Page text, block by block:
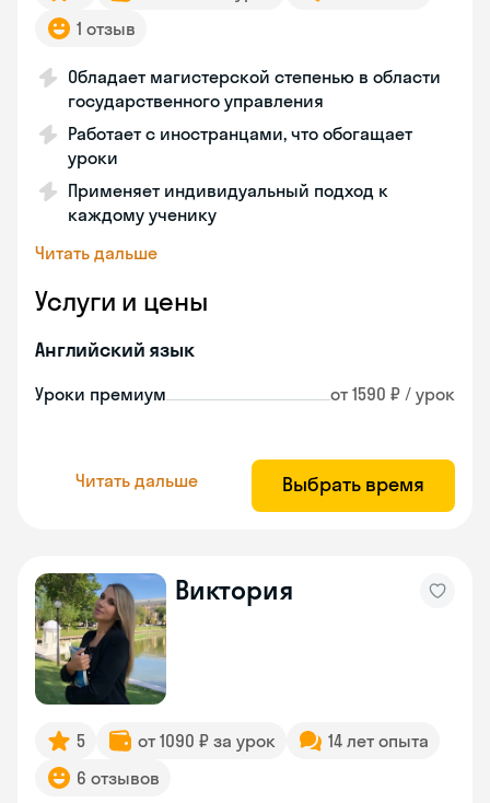
1 отзыв
Обладает магистерской степенью в области
государственного управления
Работает с иностранцами, что обогащает
уроки
Применяет индивидуальный подход к
каждому ученику
Читать дальше
Услуги и цены
Английский язык
Уроки премиум от 1590 ₽ / урок
Читать дальше Выбрать время
Виктория
5 от 1090 ₽ за урок
14 лет опыта
6 отзывов